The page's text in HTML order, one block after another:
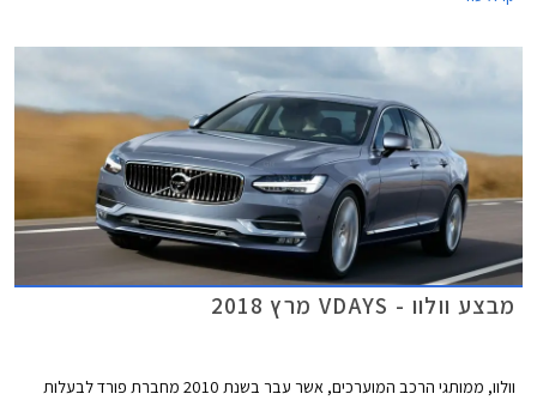
מבצע וולוו - VDAYS מרץ 2018
וולוו, ממותגי הרכב המוערכים, אשר עבר בשנת 2010 מחברת פורד לבעלות